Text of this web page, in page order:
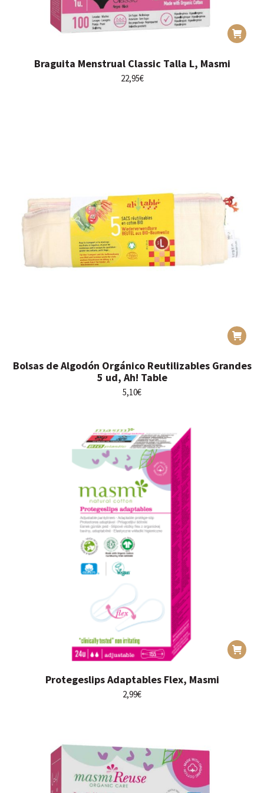
Braguita Menstrual Classic Talla L, Masmi
22,95€
Bolsas de Algodón Orgánico Reutilizables Grandes
5 ud, Ah! Table
5,10€
Protegeslips Adaptables Flex, Masmi
2,99€